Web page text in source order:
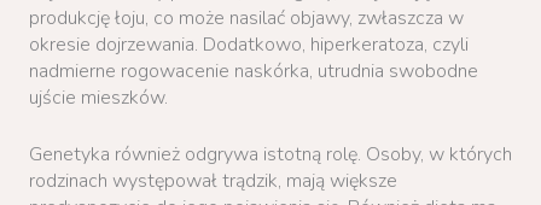
produkcję łoju, co może nasilać objawy, zwłaszcza w
okresie dojrzewania. Dodatkowo, hiperkeratoza, czyli
nadmierne rogowacenie naskórka, utrudnia swobodne
ujście mieszków.
Genetyka również odgrywa istotną rolę. Osoby, w których
rodzinach występował trądzik, mają większe